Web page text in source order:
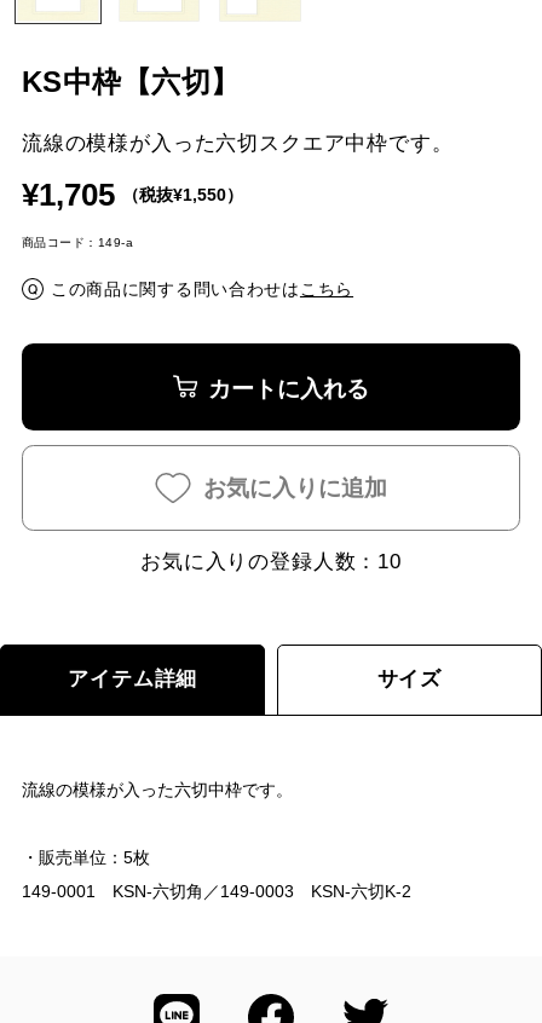
KS中枠【六切】
流線の模様が入った六切スクエア中枠です。
¥1,705 （税抜¥1,550）
商品コード：149-a
この商品に関する問い合わせはこちら
カートに入れる
お気に入りに追加
お気に入りの登録人数： 10
アイテム詳細 サイズ
流線の模様が入った六切中枠です。
・販売単位：5枚
149-0001 KSN-六切角／149-0003 KSN-六切K-2